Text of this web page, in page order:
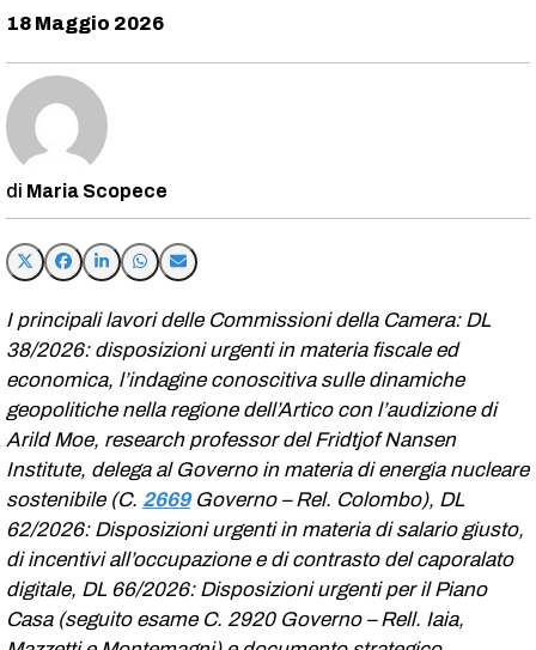
18 Maggio 2026
Maria Scopece
I principali lavori delle Commissioni della Camera: DL
38/2026: disposizioni urgenti in materia fiscale ed
economica, l’indagine conoscitiva sulle dinamiche
geopolitiche nella regione dell’Artico con l’audizione di
Arild Moe, research professor del Fridtjof Nansen
Institute, delega al Governo in materia di energia nucleare
sostenibile (C. 2669​ Governo – Rel. Colombo), DL
62/2026: Disposizioni urgenti in materia di salario giusto,
di incentivi all’occupazione e di contrasto del caporalato
digitale, DL 66/2026: Disposizioni urgenti per il Piano
Casa (seguito esame C. 2920​ Governo – Rell. Iaia,